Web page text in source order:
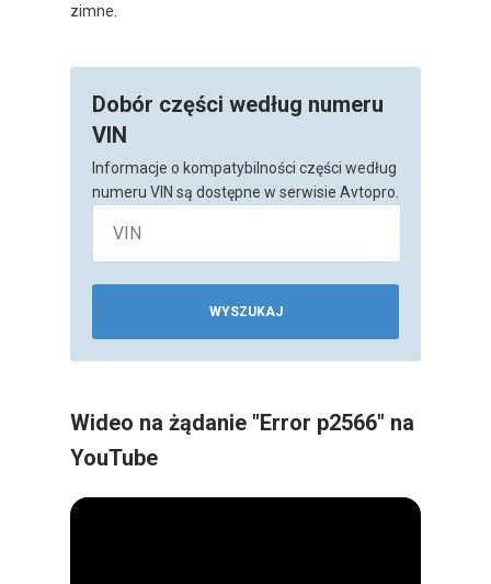
zimne.
Dobór części według numeru
VIN
Informacje o kompatybilności części według
numeru VIN są dostępne w serwisie Avtopro.
WYSZUKAJ
Wideo na żądanie "Error p2566" na
YouTube